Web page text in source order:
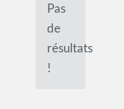
Pas
de
résultats
!